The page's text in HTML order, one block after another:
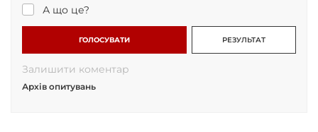
А що це?
ГОЛОСУВАТИ РЕЗУЛЬТАТ
Залишити коментар
Архів опитувань